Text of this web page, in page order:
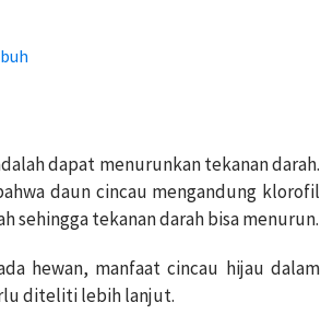
dapat menurunkan tekanan darah.
daun cincau mengandung klorofil
sehingga tekanan darah bisa menurun.
hewan, manfaat cincau hijau dalam
diteliti lebih lanjut.